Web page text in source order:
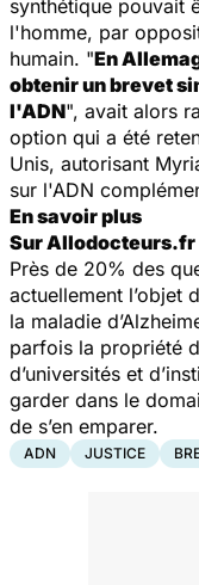
synthétique pouvait
l'homme, par
humain. "En
obtenir un brevet
l'ADN", avait alors
option qui a été
Unis, autorisant
sur l'ADN
En savoir plus
Sur Allodocteurs.fr
Près de 20% des
actuellement l’objet
la maladie
parfois la propriété
d’universités et
garder dans le
de s’en emparer.
ADN JUSTICE